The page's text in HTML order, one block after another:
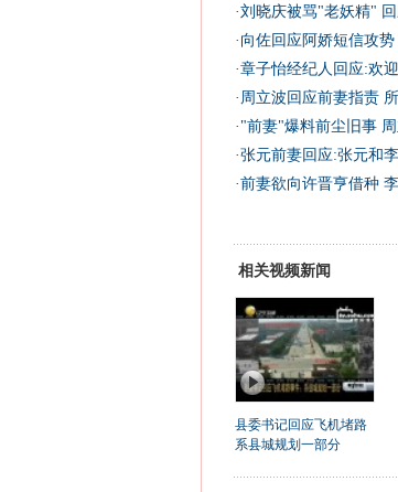
·刘晓庆被骂"老妖精"
· 向佐回应阿娇短信攻
·章子怡经纪人回应:欢
· 周立波回应前妻指责
· "前妻"爆料前尘旧事
·张元前妻回应:张元和
·前妻欲向许晋亨借种
相关视频新闻
县委书记回应飞机堵路
系县城规划一部分